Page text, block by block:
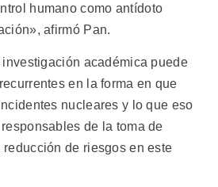
humano como antídoto
afirmó Pan.
académica puede
en la forma en que
nucleares y lo que eso
de la toma de
de riesgos en este